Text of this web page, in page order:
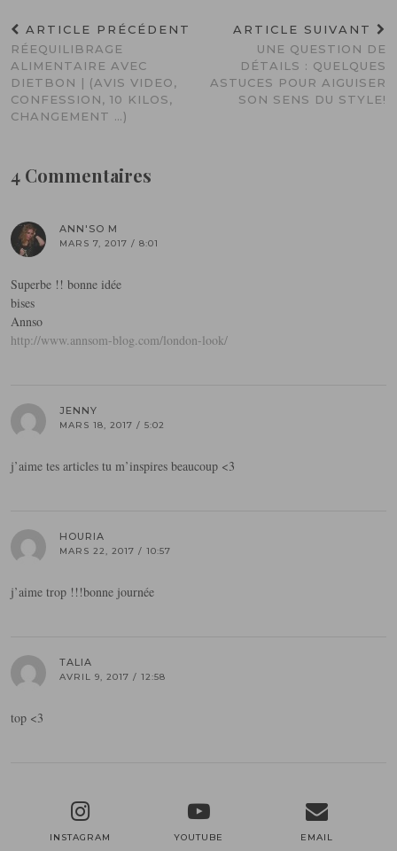
ARTICLE PRÉCÉDENT
RÉEQUILIBRAGE
ALIMENTAIRE AVEC
DIETBON | (AVIS VIDEO,
CONFESSION, 10 KILOS,
CHANGEMENT …)
ARTICLE SUIVANT
UNE QUESTION DE
DÉTAILS : QUELQUES
ASTUCES POUR AIGUISER
SON SENS DU STYLE!
4 Commentaires
ANN'SO M
MARS 7, 2017 / 8:01
Superbe !! bonne idée
bises
Annso
http://www.annsom-blog.com/london-look/
JENNY
MARS 18, 2017 / 5:02
j’aime tes articles tu m’inspires beaucoup <3
HOURIA
MARS 22, 2017 / 10:57
j’aime trop !!!bonne journée
TALIA
AVRIL 9, 2017 / 12:58
top <3
INSTAGRAM YOUTUBE EMAIL